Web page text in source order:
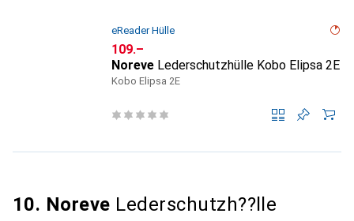
eReader Hülle
CHF
109.–
Noreve Lederschutzhülle Kobo Elipsa 2E
Kobo Elipsa 2E
10. Noreve Lederschutzh??lle